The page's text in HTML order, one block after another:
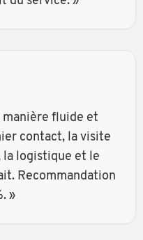
manière fluide et
contact, la visite
la logistique et le
Recommandation
»